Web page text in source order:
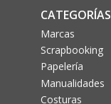
CATEGORÍAS
Marcas
Scrapbooking
Papelería
Manualidades
Costuras